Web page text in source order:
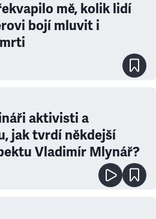
mě, kolik lidí
bojí mluvit i
aktivisti a
jak tvrdí někdejší
Vladimír Mlynář?